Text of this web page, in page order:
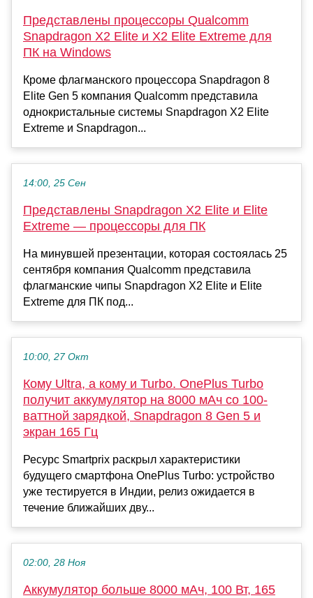
Представлены процессоры Qualcomm
Snapdragon X2 Elite и X2 Elite Extreme для
ПК на Windows
Кроме флагманского процессора Snapdragon 8
Elite Gen 5 компания Qualcomm представила
однокристальные системы Snapdragon X2 Elite
Extreme и Snapdragon...
14:00, 25 Сен
Представлены Snapdragon X2 Elite и Elite
Extreme — процессоры для ПК
На минувшей презентации, которая состоялась 25
сентября компания Qualcomm представила
флагманские чипы Snapdragon X2 Elite и Elite
Extreme для ПК под...
10:00, 27 Окт
Кому Ultra, а кому и Turbo. OnePlus Turbo
получит аккумулятор на 8000 мАч cо 100-
ваттной зарядкой, Snapdragon 8 Gen 5 и
экран 165 Гц
Ресурс Smartprix раскрыл характеристики
будущего смартфона OnePlus Turbo: устройство
уже тестируется в Индии, релиз ожидается в
течение ближайших дву...
02:00, 28 Ноя
Аккумулятор больше 8000 мАч, 100 Вт, 165